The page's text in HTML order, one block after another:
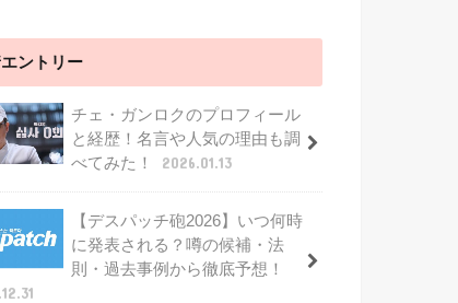
ントリー
チェ・ガンロクのプロフィール
と経歴！名言や人気の理由も調
べてみた！
2026.01.13
【デスパッチ砲2026】いつ何時
に発表される？噂の候補・法
則・過去事例から徹底予想！